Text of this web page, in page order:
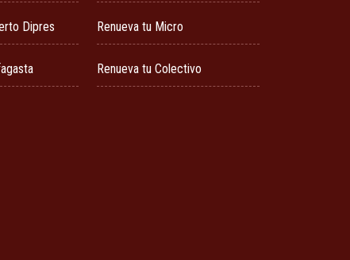
Dipres Renueva tu Micro
Renueva tu Colectivo